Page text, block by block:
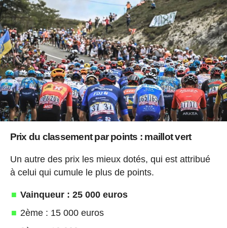
Prix du classement par points : maillot vert
Un autre des prix les mieux dotés, qui est attribué
à celui qui cumule le plus de points.
Vainqueur : 25 000 euros
2ème : 15 000 euros